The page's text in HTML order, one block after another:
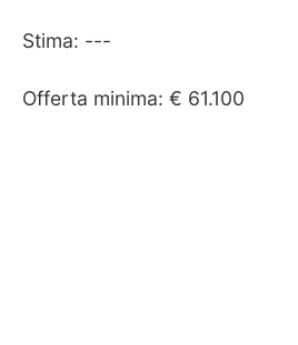
Stima: ---
Offerta minima: € 61.100